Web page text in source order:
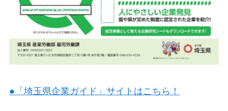
●「埼玉県企業ガイド」サイトはこちら！